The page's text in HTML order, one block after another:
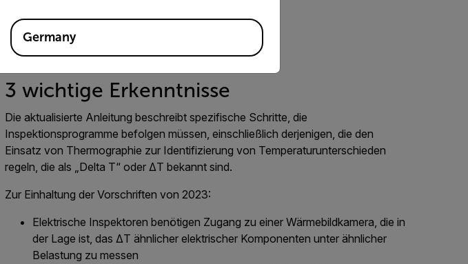
3 wichtige Erkenntnisse
Die aktualisierte Anleitung beschreibt spezifische Schritte, die
Inspektionsprogramme befolgen müssen, einschließlich derjenigen, die den
Einsatz von Thermographie zur Identifizierung von Temperaturunterschieden
regeln, die als „Delta T“ oder ΔT bekannt sind.
Zur Einhaltung der Vorschriften von 2023:
Elektrische Inspektoren benötigen Zugang zu einer Wärmebildkamera, die in
der Lage ist, das ΔT ähnlicher elektrischer Komponenten unter ähnlicher
Belastung zu messen
Germany